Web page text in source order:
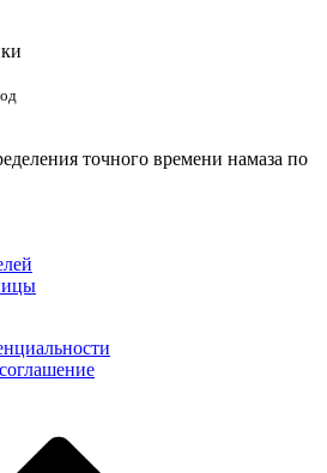
точного времени намаза по